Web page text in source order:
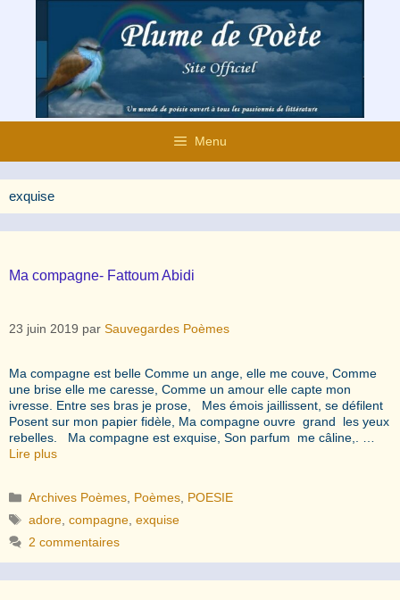
contenu
Menu
exquise
Ma compagne- Fattoum Abidi
23 juin 2019 par Sauvegardes Poèmes
Ma compagne est belle Comme un ange, elle me couve, Comme
une brise elle me caresse, Comme un amour elle capte mon
ivresse. Entre ses bras je prose, Mes émois jaillissent, se défilent
Posent sur mon papier fidèle, Ma compagne ouvre grand les yeux
rebelles. Ma compagne est exquise, Son parfum me câline,. …
Lire plus
Catégories
Archives Poèmes Poèmes POESIE
Étiquettes
adore ,compagne ,exquise
2 commentaires